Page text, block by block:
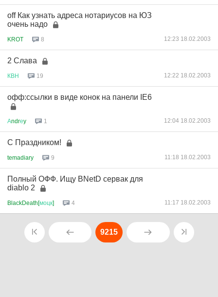
off Как узнать адреса нотариусов на ЮЗ
очень надо
KROT 8 12:23 18.02.2003
2 Слава
КВН 19 12:22 18.02.2003
офф:ссылки в виде конок на панели IE6
Аndrеy 1 12:04 18.02.2003
С Праздником!
temadiary 9 11:18 18.02.2003
Полный ОФФ. Ищу BNetD сервак для
diablo 2
BlackDeath[моцк] 4 11:17 18.02.2003
9215